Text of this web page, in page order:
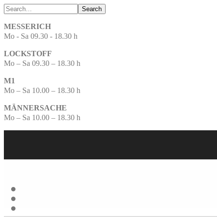
Search
MESSERICH
Mo - Sa 09.30 - 18.30 h
LOCKSTOFF
Mo – Sa 09.30 – 18.30 h
M1
Mo – Sa 10.00 – 18.30 h
MÄNNERSACHE
Mo – Sa 10.00 – 18.30 h